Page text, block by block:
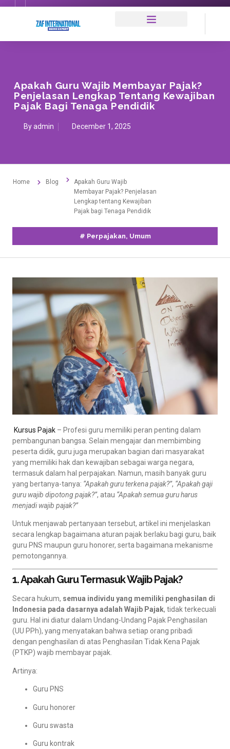
Apakah Guru Wajib Membayar Pajak?
Penjelasan Lengkap Tentang Kewajiban
Pajak Bagi Tenaga Pendidik
Byadmin December 1, 2025
Home Blog
Apakah Guru Wajib
Membayar Pajak? Penjelasan
Lengkap tentang Kewajiban
Pajak bagi Tenaga Pendidik
# Perpajakan, Umum
Kursus Pajak – Profesi guru memiliki peran penting dalam
pembangunan bangsa. Selain mengajar dan membimbing
peserta didik, guru juga merupakan bagian dari masyarakat
yang memiliki hak dan kewajiban sebagai warga negara,
termasuk dalam hal perpajakan. Namun, masih banyak guru
yang bertanya-tanya: “Apakah guru terkena pajak?”, “Apakah gaji
guru wajib dipotong pajak?”, atau “Apakah semua guru harus
menjadi wajib pajak?”
Untuk menjawab pertanyaan tersebut, artikel ini menjelaskan
secara lengkap bagaimana aturan pajak berlaku bagi guru, baik
guru PNS maupun guru honorer, serta bagaimana mekanisme
pemotongannya.
1. Apakah Guru Termasuk Wajib Pajak?
Secara hukum, semua individu yang memiliki penghasilan di
Indonesia pada dasarnya adalah Wajib Pajak, tidak terkecuali
guru. Hal ini diatur dalam Undang-Undang Pajak Penghasilan
(UU PPh), yang menyatakan bahwa setiap orang pribadi
dengan penghasilan di atas Penghasilan Tidak Kena Pajak
(PTKP) wajib membayar pajak.
Artinya:
Guru PNS
Guru honorer
Guru swasta
Guru kontrak